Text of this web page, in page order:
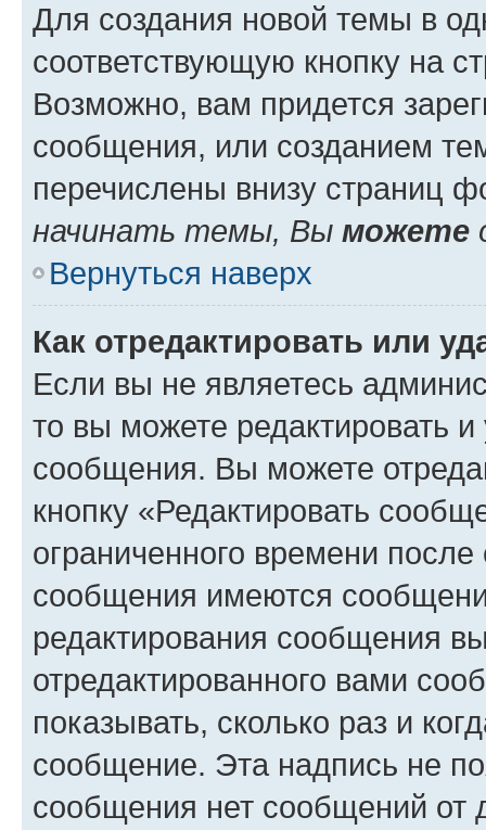
Для создания новой темы в
соответствующую кнопку на
Возможно, вам придется
сообщения, или созданием
перечислены внизу страниц
начинать темы, Вы можете
Вернуться наверх
Как отредактировать или
Если вы не являетесь
то вы можете редактировать
сообщения. Вы можете
кнопку «Редактировать
ограниченного времени
сообщения имеются
редактирования сообщения
отредактированного вами
показывать, сколько раз и
сообщение. Эта надпись не
сообщения нет сообщений от